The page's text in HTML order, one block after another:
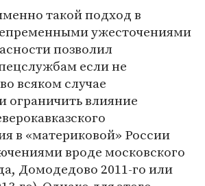
такой подход в
ужесточениями
позволил
если не
всяком случае
ограничить влияние
в «материковой» России
вроде московского
Домодедово 2011-го или